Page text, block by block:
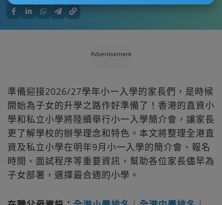
Advertisement
準備迎接2026/27學年小一入學的家長們，是時候
開始為子女的升學之路作好準備了！香港的直資小
學和私立小學將陸續舉行小一入學簡介會，讓家長
更了解學校的辦學理念和特色。本文將整理全港直
資及私立小學在明年9月小一入學的簡介會、報名
時間、面試程序等重要資訊，幫助各位家長儘早為
子女部署，選擇最合適的小學。